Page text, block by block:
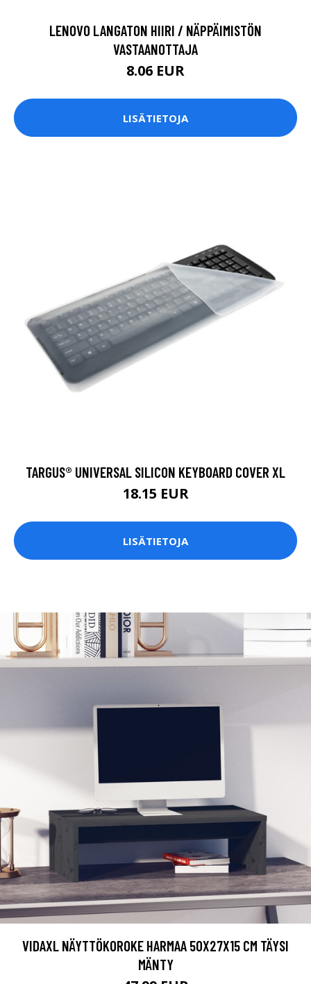
LISÄTIETOJA
TARGUS® UNIVERSAL SILICON KEYBOARD COVER XL
VIDAXL NÄYTTÖKOROKE HARMAA 50X27X15 CM TÄYSI
MÄNTY
47.99 EUR
LISÄTIETOJA